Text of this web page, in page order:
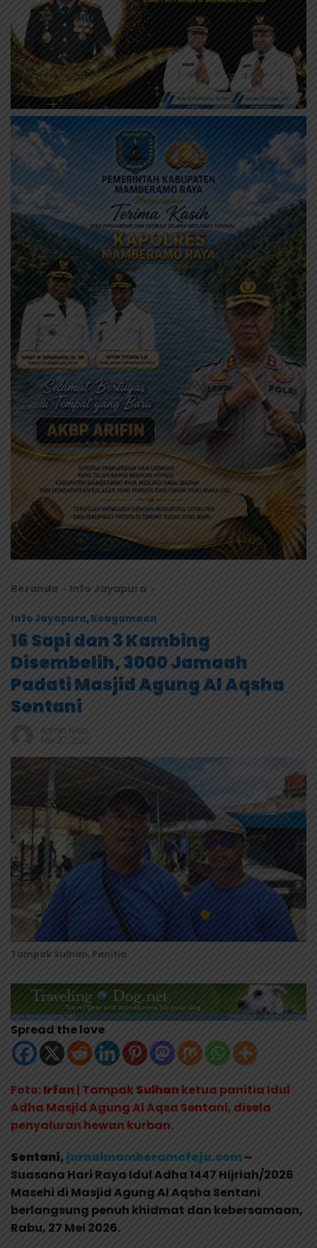
Beranda Info Jayapura
Info Jayapura,Keagamaan
16 Sapi dan 3 Kambing
Disembelih, 3000 Jamaah
Padati Masjid Agung Al Aqsha
Sentani
Admin Web
Mei 27, 2026
Tampak Sulhan, Panitia
Spread the love
Foto:Irfan| TampakSulhanketua panitia Idul
Adha Masjid Agung Al Aqsa Sentani, disela
penyaluran hewan kurban.
Sentani,jurnalmamberamofoja.com–
Suasana Hari Raya Idul Adha 1447 Hijriah/2026
Masehi di Masjid Agung Al Aqsha Sentani
berlangsung penuh khidmat dan kebersamaan,
Rabu, 27 Mei 2026.